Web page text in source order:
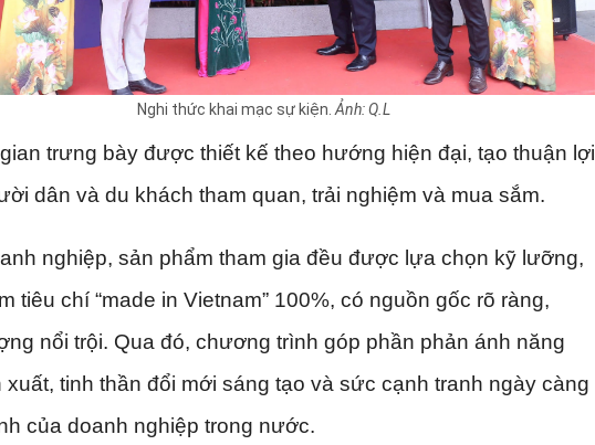
Nghi thức khai mạc sự kiện.Ảnh: Q.L
trưng bày được thiết kế theo hướng hiện đại, tạo thuận lợi
dân và du khách tham quan, trải nghiệm và mua sắm.
nghiệp, sản phẩm tham gia đều được lựa chọn kỹ lưỡng,
tiêu chí “made in Vietnam” 100%, có nguồn gốc rõ ràng,
nổi trội. Qua đó, chương trình góp phần phản ánh năng
xuất, tinh thần đổi mới sáng tạo và sức cạnh tranh ngày càng
của doanh nghiệp trong nước.